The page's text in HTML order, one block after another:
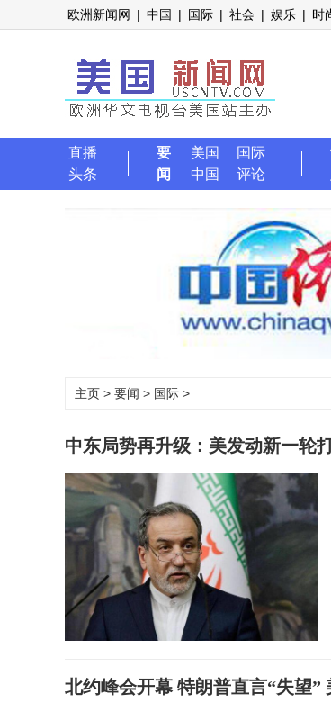
欧洲新闻网 | 中国 | 国际 | 社会 | 娱乐 | 时
直播
头条
要
闻
美国
国际
中国
评论
主页 > 要闻 > 国际 >
中东局势再升级：美发动新一轮
北约峰会开幕 特朗普直言“失望”